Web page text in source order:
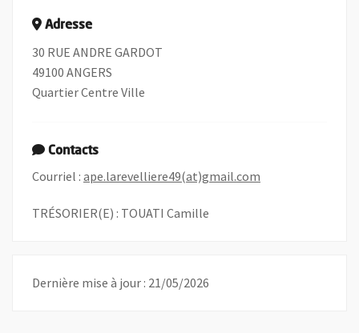
Adresse
30 RUE ANDRE GARDOT
49100 ANGERS
Quartier Centre Ville
Contacts
Courriel : ape.larevelliere49(at)gmail.com
TRÉSORIER(E) : TOUATI Camille
Dernière mise à jour : 21/05/2026